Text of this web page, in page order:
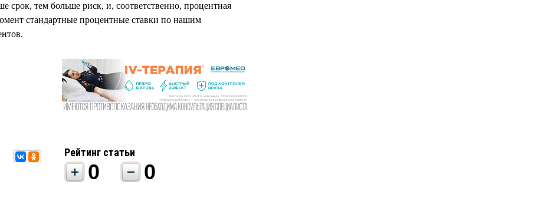
срок, тем больше риск, и, соответственно, процентная
стандартные процентные ставки по нашим
Рейтинг статьи
0 0